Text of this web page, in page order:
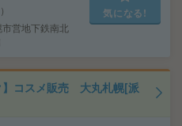
営地下鉄南北
気になる!
】コスメ販売 大丸札幌[派